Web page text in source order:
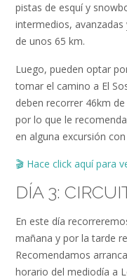
pistas de esquí y
intermedios,
de unos 65 km.
Luego, pueden optar
tomar el camino a El
deben recorrer 46km
por lo que le
en alguna excursión
🎬 Hace click aquí para
DÍA 3:
En este día
mañana y por la tarde
Recomendamos
horario del mediodía a